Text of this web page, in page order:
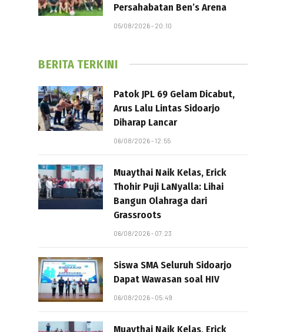
Persahabatan Ben’s Arena
05/08/2026 - 20:10
BERITA TERKINI
Patok JPL 69 Gelam Dicabut,
Arus Lalu Lintas Sidoarjo
Diharap Lancar
06/08/2026 - 12:55
Muaythai Naik Kelas, Erick
Thohir Puji LaNyalla: Lihai
Bangun Olahraga dari
Grassroots
06/08/2026 - 07:23
Siswa SMA Seluruh Sidoarjo
Dapat Wawasan soal HIV
06/08/2026 - 05:49
Muaythai Naik Kelas, Erick